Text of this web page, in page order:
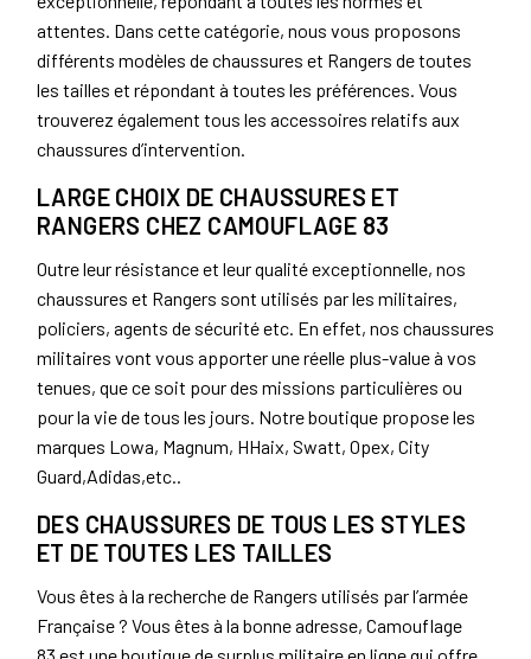
attentes. Dans cette catégorie, nous vous proposons
différents modèles de chaussures et Rangers de toutes
les tailles et répondant à toutes les préférences. Vous
trouverez également tous les accessoires relatifs aux
chaussures d’intervention.
LARGE CHOIX DE CHAUSSURES ET
RANGERS CHEZ CAMOUFLAGE 83
Outre leur résistance et leur qualité exceptionnelle, nos
chaussures et Rangers sont utilisés par les militaires,
policiers, agents de sécurité etc. En effet, nos chaussures
militaires vont vous apporter une réelle plus-value à vos
tenues, que ce soit pour des missions particulières ou
pour la vie de tous les jours. Notre boutique propose les
marques Lowa, Magnum, HHaix, Swatt, Opex, City
Guard,Adidas,etc..
DES CHAUSSURES DE TOUS LES STYLES
ET DE TOUTES LES TAILLES
Vous êtes à la recherche de Rangers utilisés par l’armée
Française ? Vous êtes à la bonne adresse, Camouflage